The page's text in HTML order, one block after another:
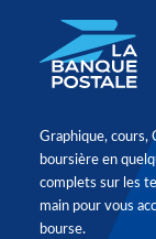
Graphique, cours,
boursière en
complets sur les
main pour vous
bourse.